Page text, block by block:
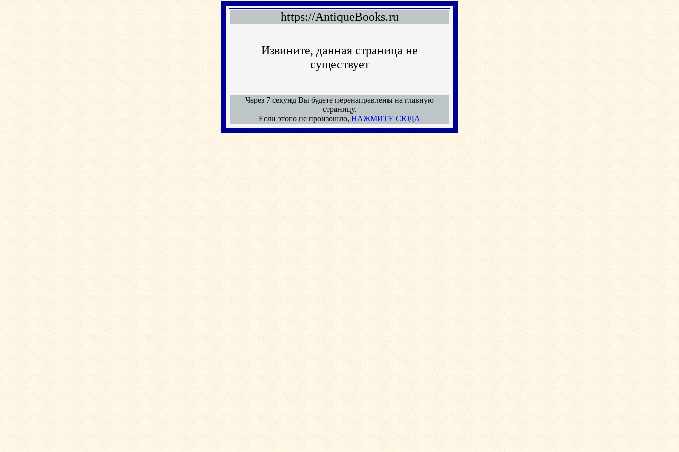
https://AntiqueBooks.ru
Извините, данная страница не
существует
Через 7 секунд Вы будете перенаправлены на главную
страницу.
Если этого не произошло, НАЖМИТЕ СЮДА